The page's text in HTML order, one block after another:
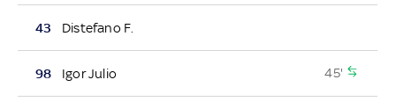
43 Distefano F.
98 Igor Julio 45'